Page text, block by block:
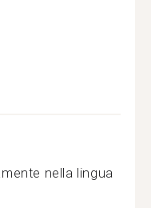
nella lingua